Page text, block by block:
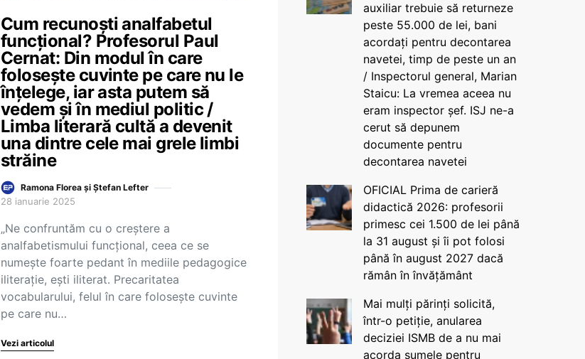
Cum recunoști analfabetul
funcțional? Profesorul Paul
Cernat: Din modul în care
folosește cuvinte pe care nu le
înțelege, iar asta putem să
vedem și în mediul politic /
Limba literară cultă a devenit
una dintre cele mai grele limbi
străine
Ramona Florea și Ștefan Lefter
28 ianuarie 2025
„Ne confruntăm cu o creștere a
analfabetismului funcțional, ceea ce se
numește foarte pedant în mediile pedagogice
iliterație, ești iliterat. Precaritatea
vocabularului, felul în care folosește cuvinte
pe care nu…
Vezi articolul
auxiliar trebuie să returneze
peste 55.000 de lei, bani
acordați pentru decontarea
navetei, timp de peste un an
/ Inspectorul general, Marian
Staicu: La vremea aceea nu
eram inspector șef. ISJ ne-a
cerut să depunem
documente pentru
decontarea navetei
OFICIAL Prima de carieră
didactică 2026: profesorii
primesc cei 1.500 de lei până
la 31 august și îi pot folosi
până în august 2027 dacă
rămân în învățământ
Mai mulți părinți solicită,
într-o petiție, anularea
deciziei ISMB de a nu mai
acorda sumele pentru